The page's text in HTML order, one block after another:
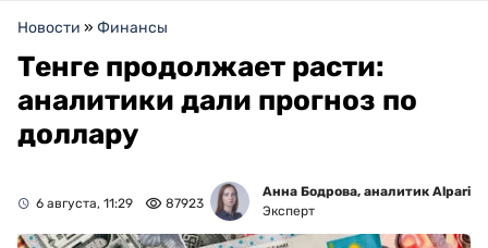
Новости » Финансы
Тенге продолжает расти:
аналитики дали прогноз по
доллару
6 августа, 11:29 87923
Анна Бодрова, аналитик Alpari
Эксперт